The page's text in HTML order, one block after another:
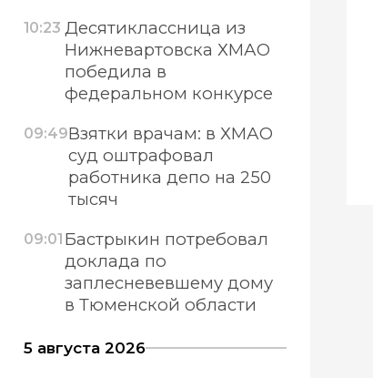
10:23 Десятиклассница из
Нижневартовска ХМАО
победила в
федеральном конкурсе
09:49Взятки врачам: в ХМАО
суд оштрафовал
работника депо на 250
тысяч
09:01 Бастрыкин потребовал
доклада по
заплесневевшему дому
в Тюменской области
5 августа 2026